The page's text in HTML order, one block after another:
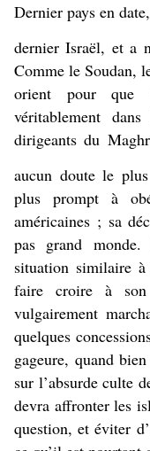
Dernier pays en
dernier Israël, et a
Comme le Soudan,
orient pour que
véritablement
dirigeants du
aucun doute le
plus prompt à
américaines ; sa
pas grand
situation similaire
faire croire à son
vulgairement
quelques
gageure, quand
sur l’absurde culte
devra affronter les
question, et éviter